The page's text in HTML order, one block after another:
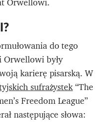
do tego
Orwellowi były
karierę pisarską. W
sufrażystek“The
Freedom League”
następujące słowa: